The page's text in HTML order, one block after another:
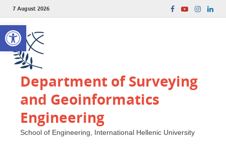
Open toolbar
7 August 2026
Department of Surveying
and Geoinformatics
Engineering
School of Engineering, International Hellenic University